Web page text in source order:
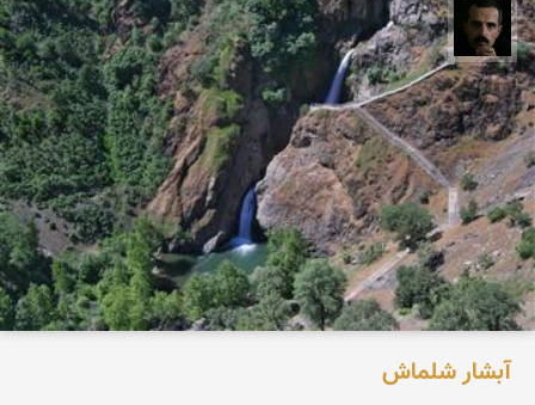
عباس رحمانی
آبشار شلماش